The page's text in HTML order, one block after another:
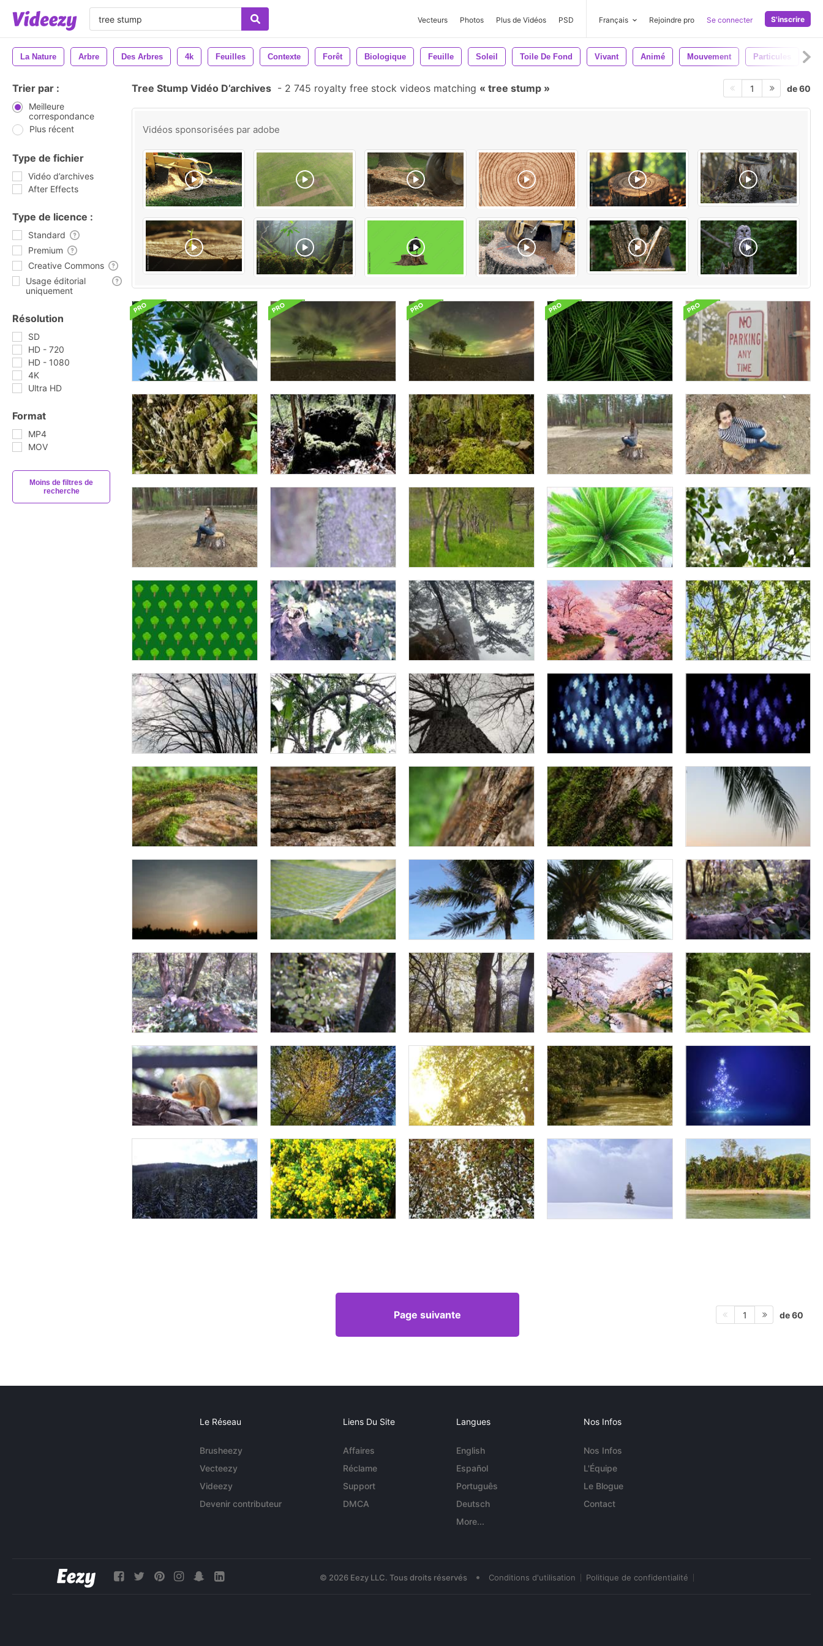
Vecteurs Photos Plus de Vidéos PSD Français Rejoindre pro Se connecter S'inscrire
La Nature Arbre Des Arbres 4k Feuilles Contexte Forêt Biologique Feuille Soleil Toile De Fond Vivant Animé Mouvement Particules
Trier par :
Meilleure
correspondance
Plus récent
Type de fichier
Vidéo d’archives
After Effects
Type de licence :
Standard
Premium
Creative Commons
Usage éditorial
uniquement
Résolution
SD
HD - 720
HD - 1080
4K
Ultra HD
Format
MP4
MOV
Moins de filtres de
recherche
Tree Stump Vidéo D’archives - 2 745 royalty free stock videos matching tree stump 1 de 60
Vidéos sponsorisées par adobe
Page suivante 1 de 60
Le Réseau
Brusheezy
Vecteezy
Videezy
Devenir contributeur
Liens Du Site
Affaires
Réclame
Support
DMCA
Langues
English
Español
Português
Deutsch
More...
Nos Infos
Nos Infos
L'Équipe
Le Blogue
Contact
© 2026 Eezy LLC. Tous droits réservés • Conditions d'utilisation Politique de confidentialité